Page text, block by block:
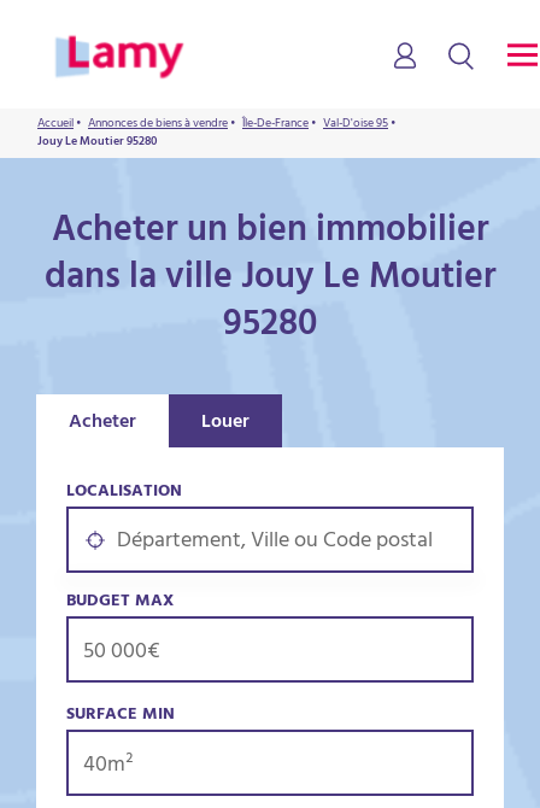
Accueil• Annonces de biens à vendre• Île-De-France• Val-D'oise 95•
Jouy Le Moutier 95280
Acheter un bien immobilier
dans la ville Jouy Le Moutier
95280
Acheter Louer
LOCALISATION
BUDGET MAX
SURFACE MIN